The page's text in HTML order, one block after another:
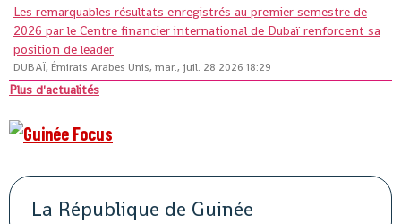
Les remarquables résultats enregistrés au premier semestre de
2026 par le Centre financier international de Dubaï renforcent sa
position de leader
DUBAÏ, Émirats Arabes Unis, mar., juil. 28 2026 18:29
Plus d'actualités
La République de Guinée